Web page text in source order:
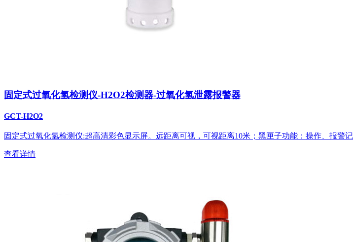
固定式过氧化氢检测仪-H2O2检测器-过氧化氢泄露报警器
GCT-H2O2
固定式过氧化氢检测仪:超高清彩色显示屏。远距离可视，可视距离10米；黑匣子功能：操作、报警
查看详情